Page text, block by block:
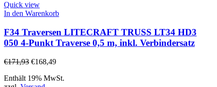
Quick view
In den Warenkorb
F34 Traversen LITECRAFT TRUSS LT34 HD3
050 4-Punkt Traverse 0,5 m, inkl. Verbindersatz
€171,93 €168,49
Enthält 19% MwSt.